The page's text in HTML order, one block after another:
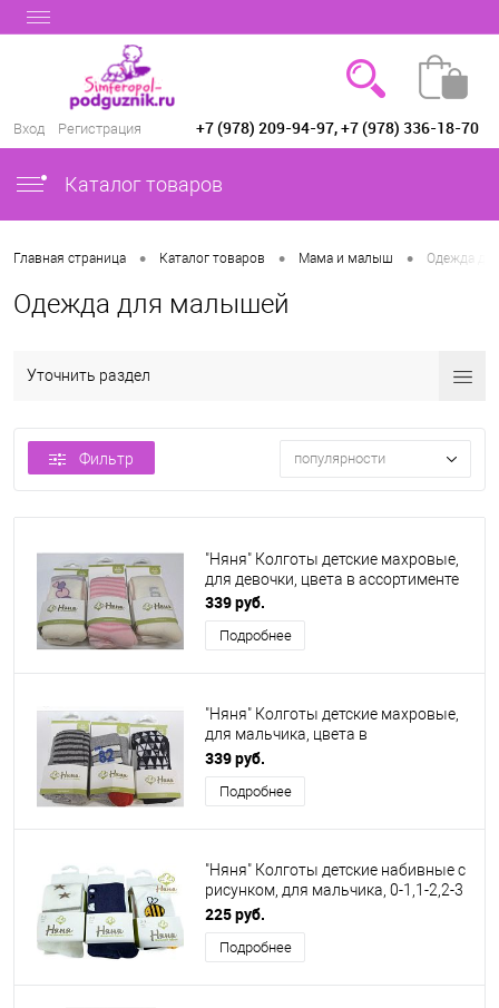
Вход Регистрация +7 (978) 209-94-97, +7 (978) 336-18-70
Каталог товаров
Главная страница • Каталог товаров • Мама и малыш • Одежда
Одежда для малышей
Уточнить раздел
Фильтр популярности
"Няня" Колготы детские махровые,
для девочки, цвета в ассортименте
339 руб.
Подробнее
"Няня" Колготы детские махровые,
для мальчика, цвета в
ассортименте
339 руб.
Подробнее
"Няня" Колготы детские набивные с
рисунком, для мальчика, 0-1,1-2,2-3
года, цвета в ассортименте
225 руб.
Подробнее